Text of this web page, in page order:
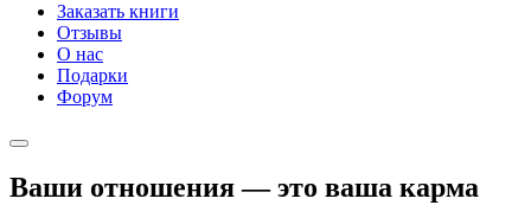
Заказать книги
Отзывы
О нас
Подарки
Форум
Ваши отношения — это ваша карма